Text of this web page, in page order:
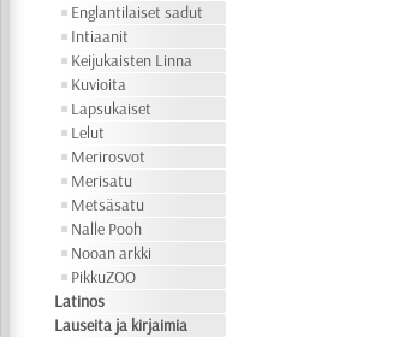
Englantilaiset sadut
Intiaanit
Keijukaisten Linna
Kuvioita
Lapsukaiset
Lelut
Merirosvot
Merisatu
Metsäsatu
Nalle Pooh
Nooan arkki
PikkuZOO
Latinos
Lauseita ja kirjaimia